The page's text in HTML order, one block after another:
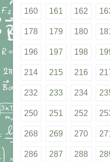
160 161 162
178 179 180
196 197 198
214 215 216
232 233 234
250 251 252
268 269 270
286 287 288